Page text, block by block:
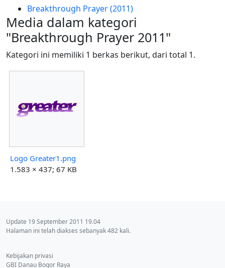
Breakthrough Prayer (2011)
Media dalam kategori
"Breakthrough Prayer 2011"
Kategori ini memiliki 1 berkas berikut, dari total 1.
Logo Greater1.png
1.583 × 437; 67 KB
Update 19 September 2011 19.04
Halaman ini telah diakses sebanyak 482 kali.
Kebijakan privasi
GBI Danau Bogor Raya